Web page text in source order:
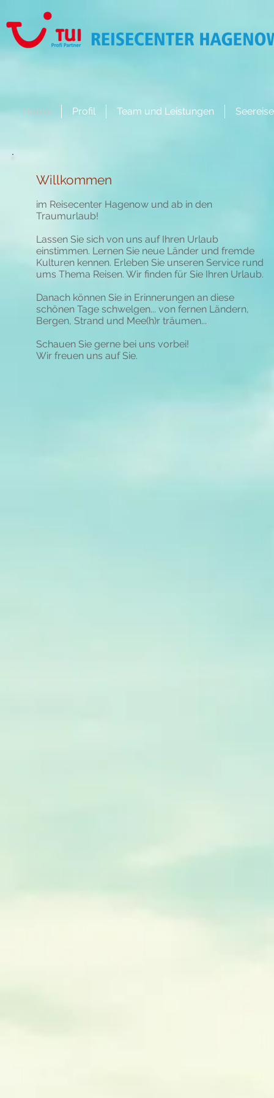
Home Profil Team und Leistungen
Willkommen
im Reisecenter Hagenow und ab in den
Traumurlaub!
Lassen Sie sich von uns auf Ihren Urlaub
einstimmen. Lernen Sie neue Länder und fremde
Kulturen kennen. Erleben Sie unseren Service rund
ums Thema Reisen. Wir finden für Sie Ihren Urlaub.
Danach können Sie in Erinnerungen an diese
schönen Tage schwelgen... von fernen Ländern,
Bergen, Strand und Mee(h)r träumen...
Schauen Sie gerne bei uns vorbei!
Wir freuen uns auf Sie.